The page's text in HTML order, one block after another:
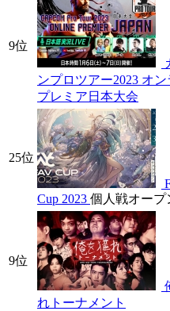
9位
ンプロツアー2023 オ
プレミア日本大会
25位
Cup 2023 個人戦オープ
9位
れトーナメント